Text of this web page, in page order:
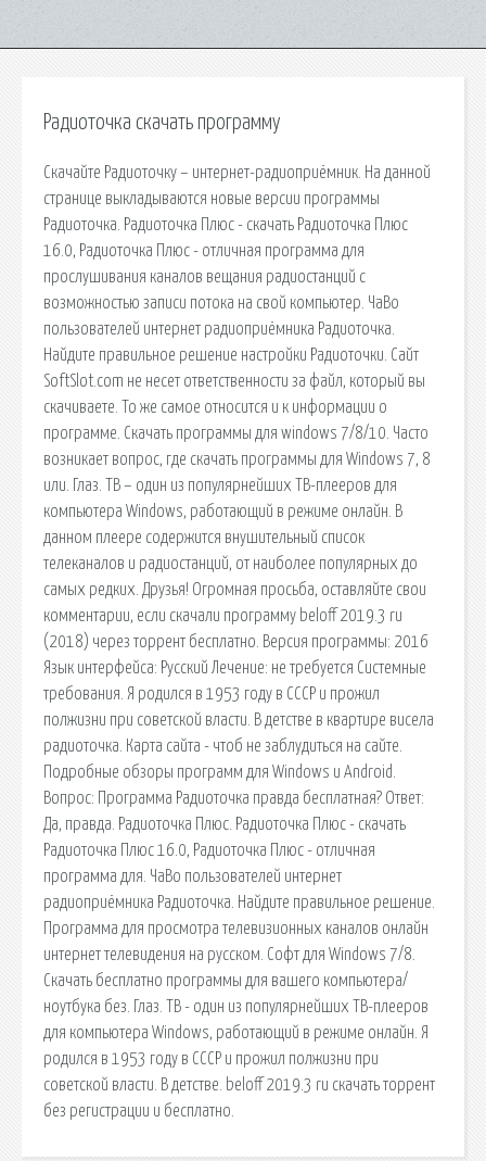
Радиоточка скачать программу
Скачайте Радиоточку – интернет-радиоприёмник. На данной
странице выкладываются новые версии программы
Радиоточка. Радиоточка Плюс - скачать Радиоточка Плюс
16.0, Радиоточка Плюс - отличная программа для
прослушивания каналов вещания радиостанций с
возможностью записи потока на свой компьютер. ЧаВо
пользователей интернет радиоприёмника Радиоточка.
Найдите правильное решение настройки Радиоточки. Сайт
SoftSlot.com не несет ответственности за файл, который вы
скачиваете. То же самое относится и к информации о
программе. Скачать программы для windows 7/8/10. Часто
возникает вопрос, где скачать программы для Windows 7, 8
или. Глаз. ТВ – один из популярнейших ТВ-плееров для
компьютера Windows, работающий в режиме онлайн. В
данном плеере содержится внушительный список
телеканалов и радиостанций, от наиболее популярных до
самых редких. Друзья! Огромная просьба, оставляйте свои
комментарии, если скачали программу beloff 2019.3 ru
(2018) через торрент бесплатно. Версия программы: 2016
Язык интерфейса: Русский Лечение: не требуется Системные
требования. Я родился в 1953 году в СССР и прожил
полжизни при советской власти. В детстве в квартире висела
радиоточка. Карта сайта - чтоб не заблудиться на сайте.
Подробные обзоры программ для Windows и Android.
Вопрос: Программа Радиоточка правда бесплатная? Ответ:
Да, правда. Радиоточка Плюс. Радиоточка Плюс - скачать
Радиоточка Плюс 16.0, Радиоточка Плюс - отличная
программа для. ЧаВо пользователей интернет
радиоприёмника Радиоточка. Найдите правильное решение.
Программа для просмотра телевизионных каналов онлайн
интернет телевидения на русском. Софт для Windows 7/8.
Скачать бесплатно программы для вашего компьютера/
ноутбука без. Глаз. ТВ - один из популярнейших ТВ-плееров
для компьютера Windows, работающий в режиме онлайн. Я
родился в 1953 году в СССР и прожил полжизни при
советской власти. В детстве. beloff 2019.3 ru скачать торрент
без регистрации и бесплатно.